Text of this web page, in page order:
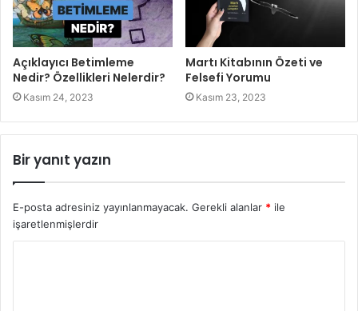
Açıklayıcı Betimleme
Nedir? Özellikleri Nelerdir?
Kasım 24, 2023
Martı Kitabının Özeti ve
Felsefi Yorumu
Kasım 23, 2023
Bir yanıt yazın
E-posta adresiniz yayınlanmayacak. Gerekli alanlar * ile
işaretlenmişlerdir